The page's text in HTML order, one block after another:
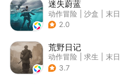
迷失蔚蓝
动作冒险 沙盒
末日
| 开放世界
2.0
荒野日记
动作冒险 求生
末日
| 荒野日记
3.7